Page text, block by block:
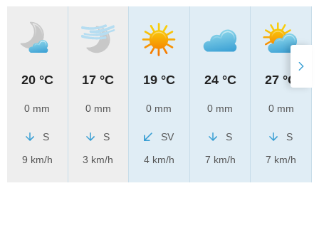
20 °C
0 mm
S
9 km/h
17 °C
0 mm
S
3 km/h
19 °C
0 mm
SV
4 km/h
24 °C
0 mm
S
7 km/h
27 °C
0 mm
S
7 km/h